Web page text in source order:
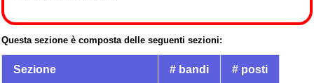
Questa sezione è composta delle seguenti sezioni:
Sezione # bandi # posti